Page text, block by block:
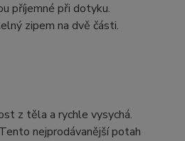
příjemné při dotyku.
zipem na dvě části.
z těla a rychle vysychá.
nejprodávanější potah